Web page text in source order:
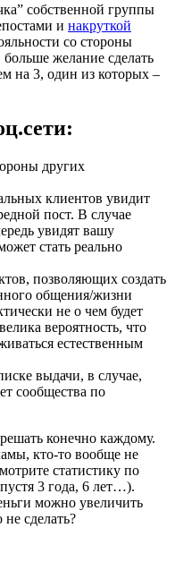
собственной группы
и накруткой
со стороны
желание сделать
на 3, один из которых –
других
клиентов увидит
пост. В случае
увидят вашу
стать реально
позволяющих создать
общения/жизни
не о чем будет
вероятность, что
естественным
выдачи, в случае,
сообщества по
конечно каждому.
кто-то вообще не
статистику по
3 года, 6 лет…).
можно увеличить
сделать?